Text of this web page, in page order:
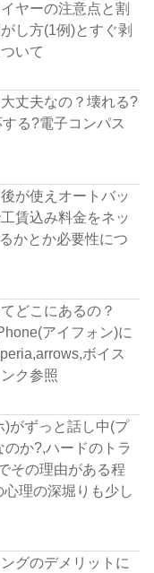
ヤーの注意点と割
し方(1例)とすぐ剥
いて
丈夫なの？壊れる?
る?電子コンパス
が使えオートバッ
賃込み料金をネッ
かとか必要性につ
どこにあるの？
アイフォン)に
ボイス
ク参照
)がずっと話し中(プ
か?,ハードのトラ
その理由がある程
理の深堀りも少し
グのデメリットに